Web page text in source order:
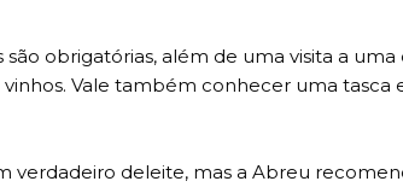
obrigatórias, além de uma visita a uma
Vale também conhecer uma tasca
verdadeiro deleite, mas a Abreu